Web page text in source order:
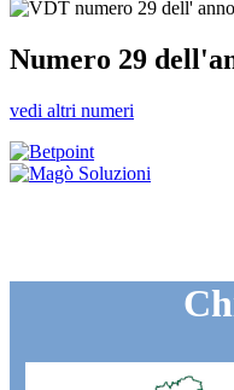
Numero 29
vedi altri numeri